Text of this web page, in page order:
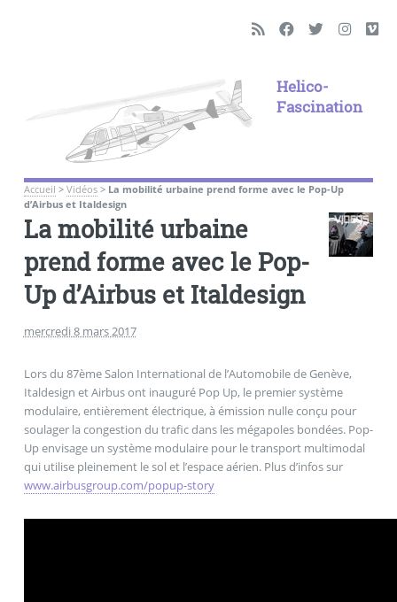
Helico-
Fascination
Accueil > Vidéos> La mobilité urbaine prend forme avec le Pop-Up
d’Airbus et Italdesign
La mobilité urbaine
prend forme avec le Pop-
Up d’Airbus et Italdesign
mercredi 8 mars 2017
Lors du 87ème Salon International de l’Automobile de Genève,
Italdesign et Airbus ont inauguré Pop Up, le premier système
modulaire, entièrement électrique, à émission nulle conçu pour
soulager la congestion du trafic dans les mégapoles bondées. Pop-
Up envisage un système modulaire pour le transport multimodal
qui utilise pleinement le sol et l’espace aérien. Plus d’infos sur
www.airbusgroup.com/popup-story